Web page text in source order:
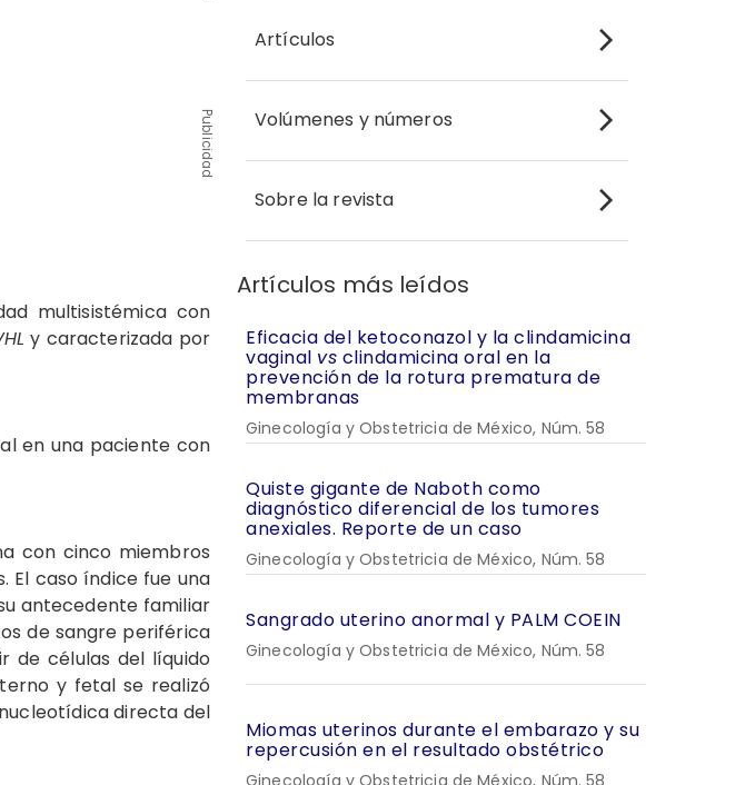
Publicidad
multisistémica con
y caracterizada por
en una paciente con
con cinco miembros
El caso índice fue una
antecedente familiar
de sangre periférica
de células del líquido
y fetal se realizó
directa del
Artículos
Volúmenes y números
Sobre la revista
Artículos más leídos
Eficacia del ketoconazol y la clindamicina
vaginal vs clindamicina oral en la
prevención de la rotura prematura de
membranas
Ginecología y Obstetricia de México, Núm. 58
Quiste gigante de Naboth como
diagnóstico diferencial de los tumores
anexiales. Reporte de un caso
Ginecología y Obstetricia de México, Núm. 58
Sangrado uterino anormal y PALM COEIN
Ginecología y Obstetricia de México, Núm. 58
Miomas uterinos durante el embarazo y su
repercusión en el resultado obstétrico
Ginecología y Obstetricia de México, Núm. 58